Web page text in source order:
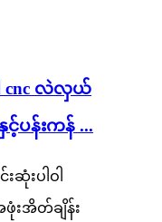
ါ cnc လဲလှယ်
င့်ပန်းကန် ...